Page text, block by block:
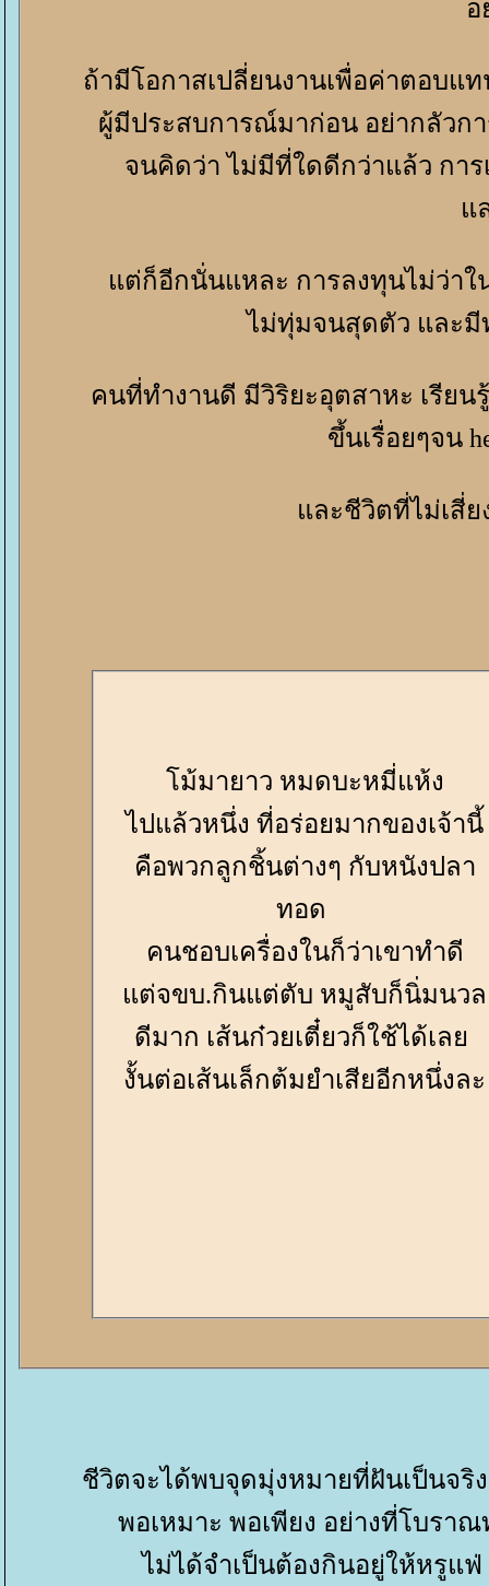
อ
ถ้ามีโอกาสเปลี่ยนงานเพื่อค่าตอบ
ผู้มีประสบการณ์มาก่อน อย่ากลัวก
จนคิดว่า ไม่มีที่ใดดีกว่าแล้ว กา
ล
ต่ก็อีกนั่นแหละ การลงทุนไม่ว่าใ
ไม่ทุ่มจนสุดตัว และมี
คนที่ทำงานดี มีวิริยะอุตสาหะ เรียน
ขึ้นเรื่อยๆจน
ละชีวิตที่ไม่เสี่ย
ม้มายาว หมดบะหมี่แห้ง
ไปแล้วหนึ่ง ที่อร่อยมากของเจ้านี้
คือพวกลูกชิ้นต่างๆ กับหนังปลา
ทอด
คนชอบเครื่องในก็ว่าเขาทำดี
ต่จขบ.กินแต่ตับ หมูสับก็นิ่มนวล
ดีมาก เส้นก๋วยเตี๋ยวก็ใช้ได้เล
งั้นต่อเส้นเล็กต้มยำเสียอีกหนึ่งละ
ชีวิตจะได้พบจุดมุ่งหมายที่ฝันเป็นจ
พอเหมาะ พอเพียง อย่างที่โบรา
ไม่ได้จำเป็นต้องกินอยู่ให้หรูแ